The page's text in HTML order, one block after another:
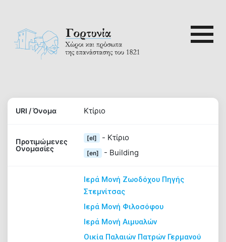
Γορτυνία
1821
Αξιοθέατα
Διαδρομές
για:
URI / Όνομα Κτίριο
Προτιμώμενες
Ονομασίες
[el] - Κτίριο
[en] - Building
Ιερά Μονή Ζωοδόχου Πηγής
Στεμνίτσας
Ιερά Μονή Φιλοσόφου
Ιερά Μονή Αιμυαλών
Οικία Παλαιών Πατρών Γερμανού